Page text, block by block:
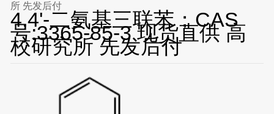
所 先发后付
4,4'-二氨基三联苯；CAS
号:3365-85-3 现货直供 高
校研究所 先发后付